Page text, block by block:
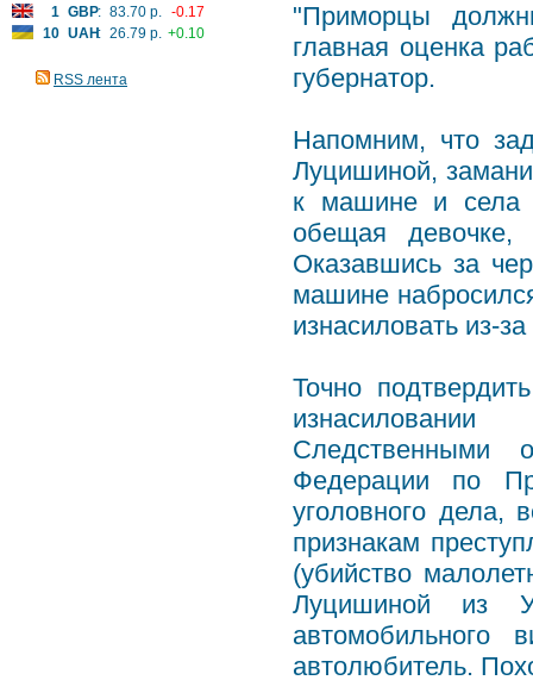
1 GBP: 83.70 р. -0.17
10 UAH: 26.79 р. +0.10
RSS лента
"Приморцы
главная оценка
губернатор.
Напомним, что
Луцишиной,
к машине и села
обещая девочке,
Оказавшись за
машине
изнасиловать из-
Точно
изнасиловании
Следственными
Федерации по
уголовного дела,
признакам
(убийство
Луцишиной из
автомобильного
автолюбитель.